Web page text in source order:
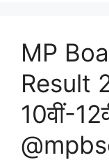
MP
Result
10वीं-